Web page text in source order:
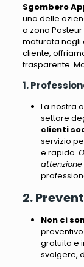
Sgombero
una delle
a zona
maturata negli
cliente,
trasparente.
1.
La nostra
settore
clienti
servizio
e rapido.
2.
Non ci
gratuito e
svolgere,